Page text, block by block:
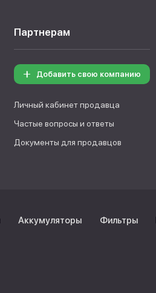
Партнерам
Добавить свою компанию
Личный кабинет продавца
Частые вопросы и ответы
Документы для продавцов
Аккумуляторы Фильтры